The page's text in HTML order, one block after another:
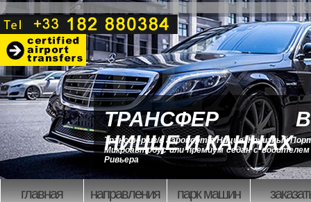
ТРАНСФЕР В
НИЦЦЕ И КАННАХ
Трансфер из/в аэропорт в Ницце, Круизный
Микроавтобус или премиум седан с
Ривьера
главная направления парк машин